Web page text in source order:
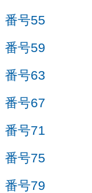
番号55
番号59
番号63
番号67
番号71
番号75
番号79